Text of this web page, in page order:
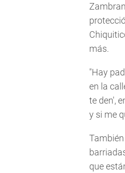
más.
"Hay
en la
te den',
y si me
que